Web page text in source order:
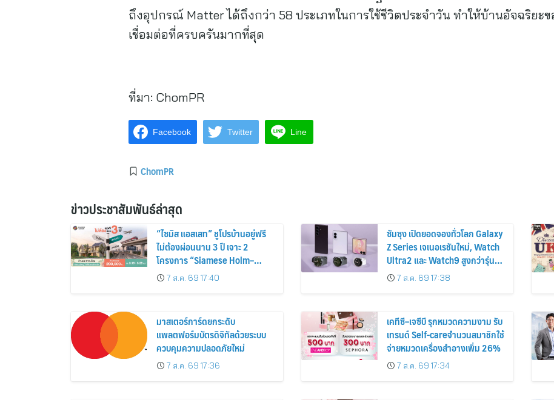
ถึงอุปกรณ์ Matter ได้ถึงกว่า 58 ประเภทในการใช้ชีวิตประจำวัน ทำให้บ้านอัจฉริยะข
เชื่อมต่อที่ครบครันมากที่สุด
ที่มา: ChomPR
Facebook Twitter Line
ChomPR
ข่าวประชาสัมพันธ์ล่าสุด
“ไซมิส แอสเสท” ชูโปรบ้านอยู่ฟรี
ไม่ต้องผ่อนนาน 3 ปี เจาะ 2
โครงการ “Siamese Holm–
Siamese Blossom” พร้อม
ส่วนลดและสิทธิพิเศษถึง 31
7 ส.ค. 69 17:40
ซัมซุง เปิดยอดจองทั่วโลก Galaxy
Z Series เจเนอเรชันใหม่, Watch
Ultra2 และ Watch9 สูงกว่ารุ่น
ก่อนหน้ากว่า 30%
7 ส.ค. 69 17:38
มาสเตอร์การ์ดยกระดับ
แพลตฟอร์มบัตรดิจิทัลด้วยระบบ
ควบคุมความปลอดภัยใหม่
7 ส.ค. 69 17:36
เคทีซี–เจซีบี รุกหมวดความงาม รับ
เทรนด์ Self-careจำนวนสมาชิกใช้
จ่ายหมวดเครื่องสำอางเพิ่ม 26%
7 ส.ค. 69 17:34